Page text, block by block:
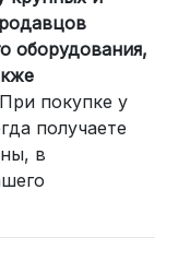
до
или
3 дней).
от300
оборудования,
покупке у
получаете
в